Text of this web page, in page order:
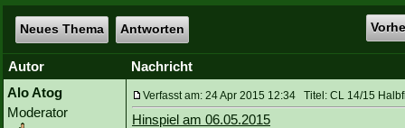
Neues Thema Antworten
Autor
Nachricht
Alo Atog
Moderator
Verfasst am: 24 Apr 2015 12:34 Titel: CL 14/15
Hinspiel am 06.05.2015